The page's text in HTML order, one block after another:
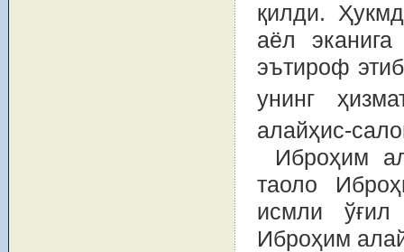
қилди.
аёл
эътироф
унинг
алайҳис-
Иброҳим
таоло
исмли
Иброҳим